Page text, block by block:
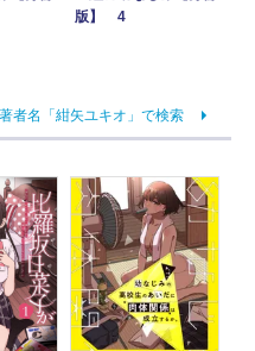
版】 4
著者名「紺矢ユキオ」で検索